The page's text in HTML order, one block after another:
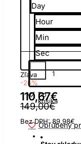
Day
Hour
Min
Sec
Zľava
-26%
110,67€
149,00€
Bez DPH: 89,98€
Do
košíka
Obľúbený